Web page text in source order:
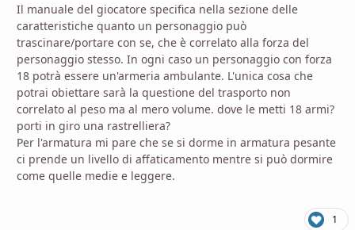
Il manuale del giocatore specifica nella sezione delle
caratteristiche quanto un personaggio può
trascinare/portare con se, che è correlato alla forza del
personaggio stesso. In ogni caso un personaggio con forza
18 potrà essere un'armeria ambulante. L'unica cosa che
potrai obiettare sarà la questione del trasporto non
correlato al peso ma al mero volume. dove le metti 18 armi?
porti in giro una rastrelliera?
Per l'armatura mi pare che se si dorme in armatura pesante
ci prende un livello di affaticamento mentre si può dormire
come quelle medie e leggere.
1